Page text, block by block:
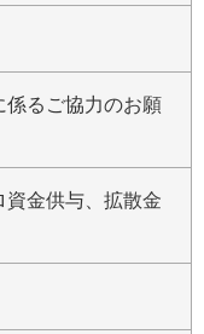
係るご協力のお願
資金供与、拡散金